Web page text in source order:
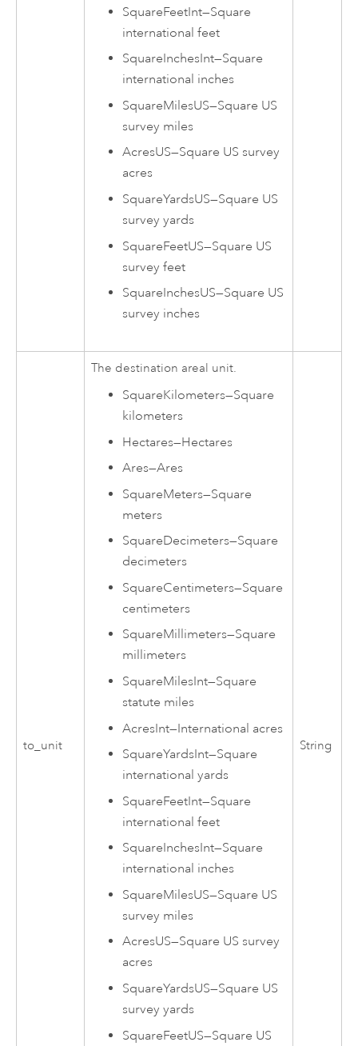
SquareFeetInt—Square
international feet
SquareInchesInt—Square
international inches
SquareMilesUS—Square US
survey miles
AcresUS—Square US survey
acres
SquareYardsUS—Square US
survey yards
SquareFeetUS—Square US
survey feet
SquareInchesUS—Square US
survey inches
to_unit
The destination areal unit.
SquareKilometers—Square
kilometers
Hectares—Hectares
Ares—Ares
SquareMeters—Square
meters
SquareDecimeters—Square
decimeters
SquareCentimeters—Square
centimeters
SquareMillimeters—Square
millimeters
SquareMilesInt—Square
statute miles
AcresInt—International acres
SquareYardsInt—Square
international yards
SquareFeetInt—Square
international feet
SquareInchesInt—Square
international inches
SquareMilesUS—Square US
survey miles
AcresUS—Square US survey
acres
SquareYardsUS—Square US
survey yards
SquareFeetUS—Square US
String